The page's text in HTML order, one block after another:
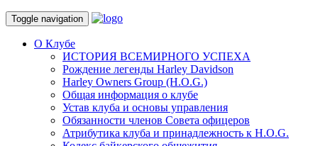
Toggle navigation
О Клубе
ИСТОРИЯ ВСЕМИРНОГО УСПЕХА
Рождение легенды Harley Davidson
Harley Owners Group (H.O.G.)
Общая информация о клубе
Устав клуба и основы управления
Обязанности членов Совета офицеров
Атрибутика клуба и принадлежность к H.O.G.